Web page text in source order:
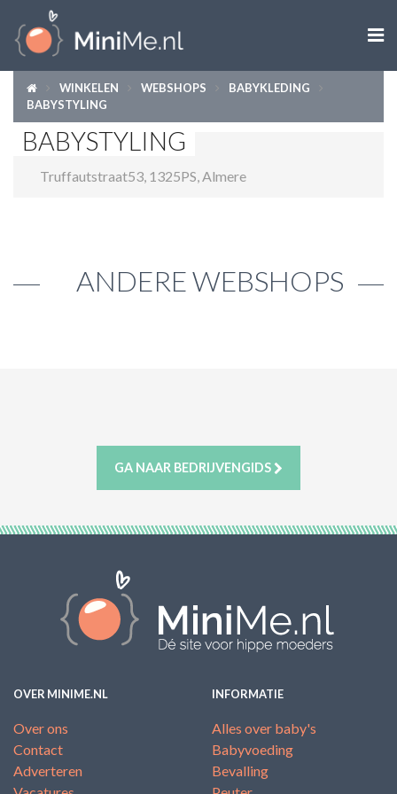

ZWANGER WORDEN
ZWANGER
BABY
WINKELEN WEBSHOPS
BABYKLEDING
BABYSTYLING
BABYSTYLING
Truffautstraat53, 1325PS,Almere
ANDERE WEBSHOPS
GA NAAR BEDRIJVENGIDS
OVER MINIME.NL
Over ons
Contact
Adverteren
INFORMATIE
Alles over baby's
Babyvoeding
Bevalling